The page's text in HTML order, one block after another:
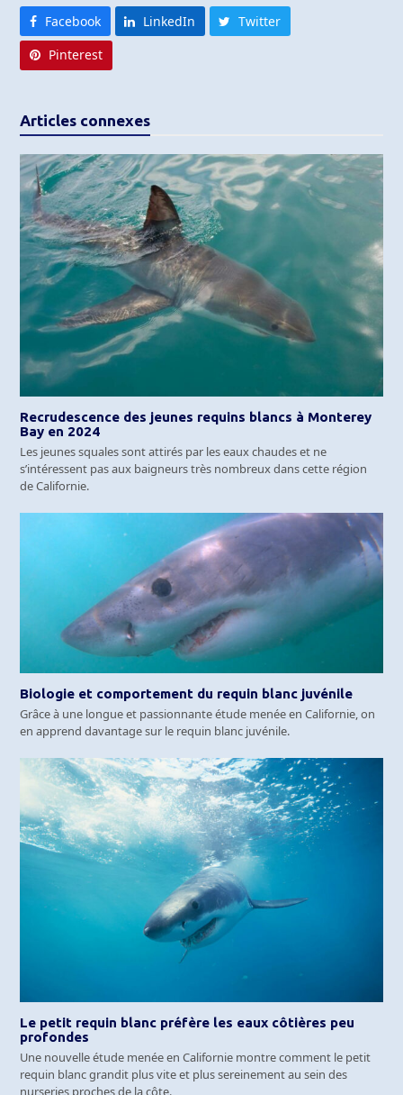
Facebook LinkedIn
Twitter
Pinterest
Articles connexes
Recrudescence des jeunes requins blancs à Monterey
Bay en 2024
Les jeunes squales sont attirés par les eaux chaudes et ne
s’intéressent pas aux baigneurs très nombreux dans cette région
de Californie.
Biologie et comportement du requin blanc juvénile
Grâce à une longue et passionnante étude menée en Californie, on
en apprend davantage sur le requin blanc juvénile.
Le petit requin blanc préfère les eaux côtières peu
profondes
Une nouvelle étude menée en Californie montre comment le petit
requin blanc grandit plus vite et plus sereinement au sein des
nurseries proches de la côte.